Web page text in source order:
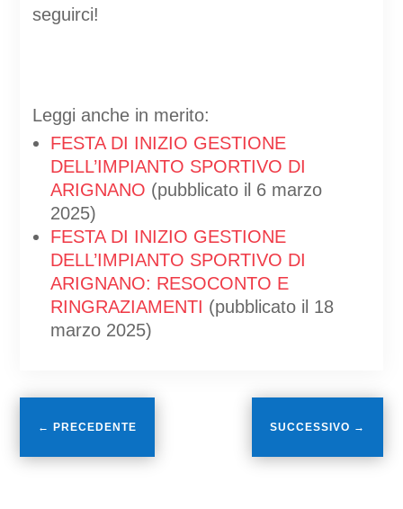
seguirci!
Leggi anche in merito:
FESTA DI INIZIO GESTIONE
DELL’IMPIANTO SPORTIVO DI
ARIGNANO (pubblicato il 6 marzo
2025)
FESTA DI INIZIO GESTIONE
DELL’IMPIANTO SPORTIVO DI
ARIGNANO: RESOCONTO E
RINGRAZIAMENTI (pubblicato il 18
marzo 2025)
←PRECEDENTE SUCCESSIVO →